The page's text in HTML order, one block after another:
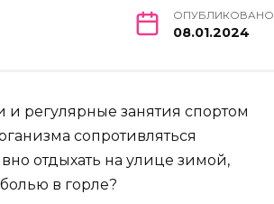
ОПУБЛИКОВАНО
08.01.2024
регулярные занятия спортом
сопротивляться
отдыхать на улице зимой,
в горле?